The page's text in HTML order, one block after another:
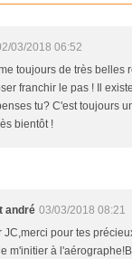
03/2018 06:52
toujours de très belles
franchir le pas ! Il
tu? C'est toujours
bientôt !
andré 03/03/2018 08:21
JC,merci pour tes
m'initier à